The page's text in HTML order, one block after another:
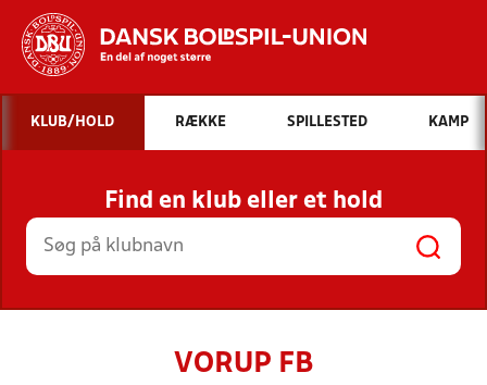
Hvad vil du søge efter?
INDHOLD OG NYHEDER
STILLINGER, RESULTATER, KLUBBER OG
HOLD
KLUB/HOLD RÆKKE SPILLESTED KAMP
Find en klub eller et hold
VORUP FB